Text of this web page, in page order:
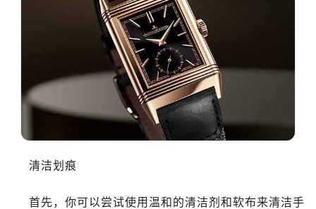
清洁划痕
首先，你可以尝试使用温和的清洁剂和软布来清洁手